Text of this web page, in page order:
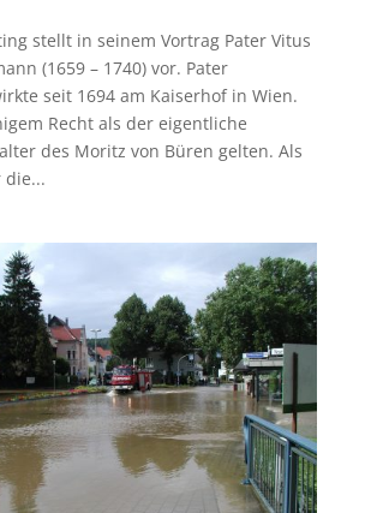
stellt in seinem Vortrag Pater Vitus
(1659 – 1740) vor. Pater
seit 1694 am Kaiserhof in Wien.
Recht als der eigentliche
des Moritz von Büren gelten. Als
die...